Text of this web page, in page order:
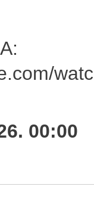
00:00